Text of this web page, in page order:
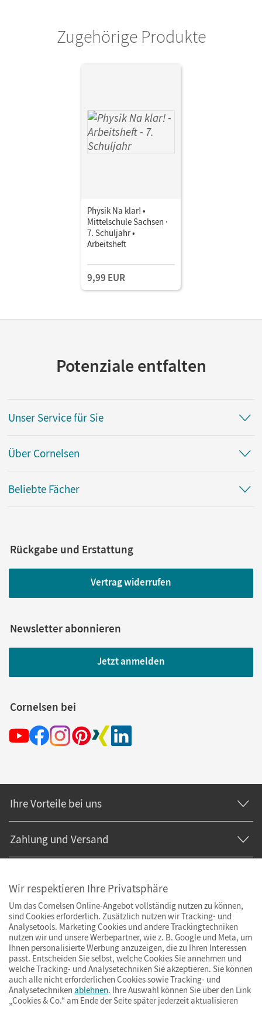
Zugehörige Produkte
Physik Na klar! •
Mittelschule Sachsen ·
7. Schuljahr •
Arbeitsheft
9,99 EUR
Potenziale entfalten
Unser Service für Sie
Über Cornelsen
Beliebte Fächer
Rückgabe und Erstattung
Vertrag widerrufen
Newsletter abonnieren
Jetzt anmelden
Cornelsen bei
Ihre Vorteile bei uns
Zahlung und Versand
ImpressumAGBDatenschutzBarrierefreiheitCookies & Co.
Wir respektieren Ihre Privatsphäre
Um das Cornelsen Online-Angebot vollständig nutzen zu können,
sind Cookies erforderlich. Zusätzlich nutzen wir Tracking- und
Analysetools. Marketing Cookies und andere Trackingtechniken
nutzen wir und unsere Werbepartner, wie z. B. Google und Meta, um
Ihnen personalisierte Werbung anzuzeigen, die zu Ihren Interessen
passt. Entscheiden Sie selbst, welche Cookies Sie annehmen und
welche Tracking- und Analysetechniken Sie akzeptieren. Sie können
auch alle nicht erforderlichen Cookies sowie Tracking- und
Analysetechniken ablehnen. Ihre Auswahl können Sie über den Link
„Cookies & Co.“ am Ende der Seite später jederzeit aktualisieren